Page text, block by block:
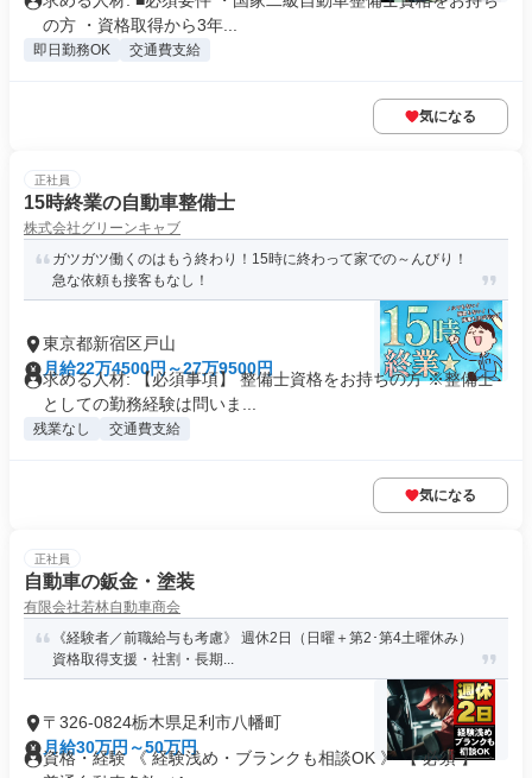
の方 ・資格取得から3年...
即日勤務OK 交通費支給
気になる
正社員
15時終業の自動車整備士
株式会社グリーンキャブ
ガツガツ働くのはもう終わり！15時に終わって家での～んびり！
急な依頼も接客もなし！
東京都新宿区戸山
月給22万4500円～27万9500円
求める人材: 【必須事項】 整備士資格をお持ちの方 ※整備士
としての勤務経験は問いま...
残業なし 交通費支給
気になる
正社員
自動車の鈑金・塗装
有限会社若林自動車商会
《経験者／前職給与も考慮》 週休2日（日曜＋第2･第4土曜休み）
資格取得支援・社割・長期...
〒326-0824栃木県足利市八幡町
月給30万円～50万円
資格・経験 《 経験浅め・ブランクも相談OK 》 【 必須 】 ・